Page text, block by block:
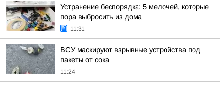
Устранение беспорядка: 5 мелочей, которые
пора выбросить из дома
11:31
ВСУ маскируют взрывные устройства под
пакеты от сока
11:24